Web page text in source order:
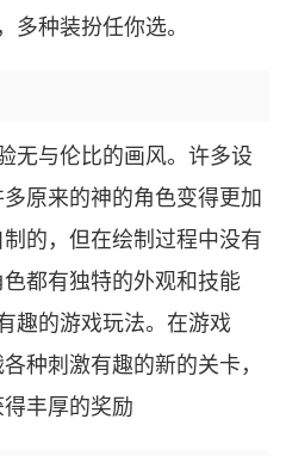
多种装扮任你选。
无与伦比的画风。许多设
原来的神的角色变得更加
的，但在绘制过程中没有
都有独特的外观和技能
趣的游戏玩法。在游戏
种刺激有趣的新的关卡，
丰厚的奖励